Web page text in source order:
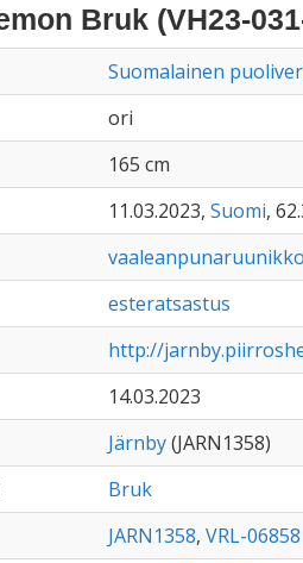
Bruk (VH23-
Suomalainen
ori
165 cm
11.03.2023, Suomi,
vaaleanpunaruunikko
esteratsastus
http://
14.03.2023
Järnby(JARN1358)
Bruk
JARN1358, VRL-06858